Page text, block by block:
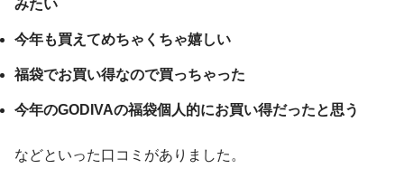
みたい
今年も買えてめちゃくちゃ嬉しい
福袋でお買い得なので買っちゃった
今年のGODIVAの福袋個人的にお買い得だったと思う
などといった口コミがありました。